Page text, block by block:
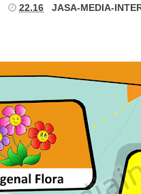
22.16 JASA-MEDIA-